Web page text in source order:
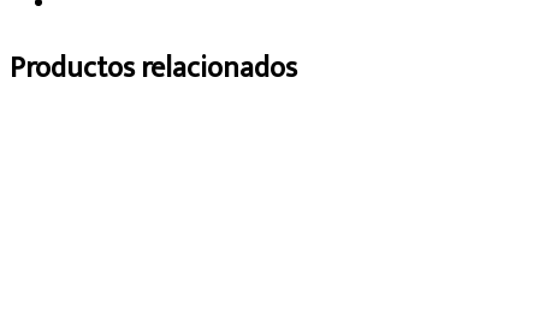
Productos relacionados